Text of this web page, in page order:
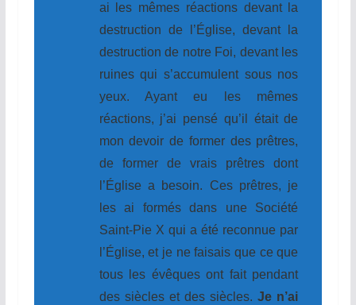
ai les mêmes réactions devant la
destruction de l’Église, devant la
destruction de notre Foi, devant les
ruines qui s’accumulent sous nos
yeux. Ayant eu les mêmes
réactions, j’ai pensé qu’il était de
mon devoir de former des prêtres,
de former de vrais prêtres dont
l’Église a besoin. Ces prêtres, je
les ai formés dans une Société
Saint-Pie X qui a été reconnue par
l’Église, et je ne faisais que ce que
tous les évêques ont fait pendant
des siècles et des siècles.Je n’ai